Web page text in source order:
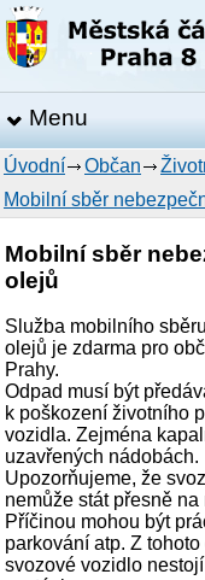
Menu
Úvodní Občan
Mobilní sběr
Mobilní sběr
olejů
Služba mobilního
olejů je zdarma pro
Prahy.
Odpad musí být
k poškození životního
vozidla. Zejména
uzavřených nádobách.
Upozorňujeme, že
nemůže stát přesně
Příčinou mohou být
parkování atp. Z
svozové vozidlo